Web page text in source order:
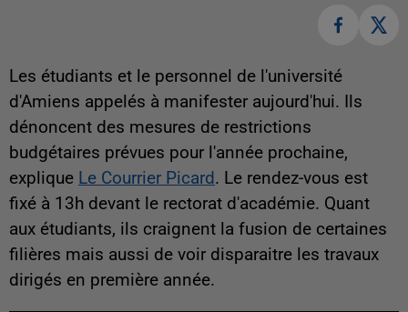
Les étudiants et le personnel de l'université
d'Amiens appelés à manifester aujourd'hui. Ils
dénoncent des mesures de restrictions
budgétaires prévues pour l'année prochaine,
explique Le Courrier Picard. Le rendez-vous est
fixé à 13h devant le rectorat d'académie. Quant
aux étudiants, ils craignent la fusion de certaines
filières mais aussi de voir disparaitre les travaux
dirigés en première année.